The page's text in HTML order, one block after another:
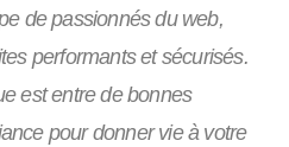
de passionnés du web,
performants et sécurisés.
est entre de bonnes
pour donner vie à votre